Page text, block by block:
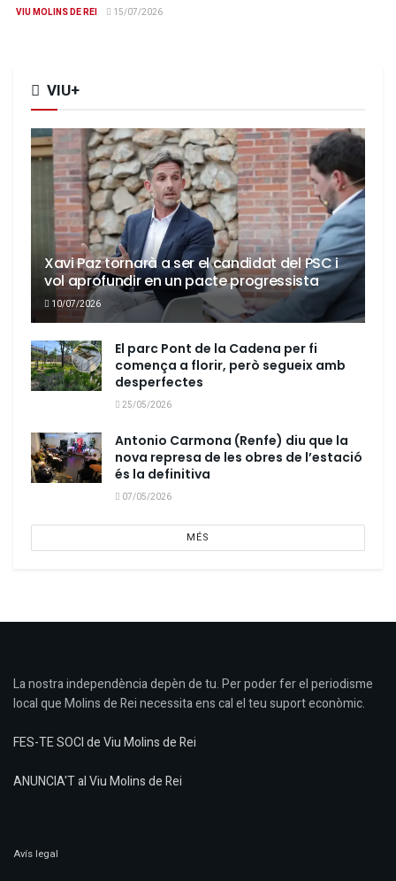
VIU MOLINS DE REI 15/07/2026
VIU+
Xavi Paz tornarà a ser el candidat del PSC i
vol aprofundir en un pacte progressista
10/07/2026
El parc Pont de la Cadena per fi
comença a florir, però segueix amb
desperfectes
25/05/2026
Antonio Carmona (Renfe) diu que la
nova represa de les obres de l’estació
és la definitiva
07/05/2026
MÉS
La nostra independència depèn de tu. Per poder fer el periodisme
local que Molins de Rei necessita ens cal el teu suport econòmic.
FES-TE SOCI de Viu Molins de Rei
ANUNCIA'T al Viu Molins de Rei
Avís legal